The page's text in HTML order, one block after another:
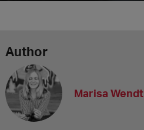
Author
Marisa Wendt